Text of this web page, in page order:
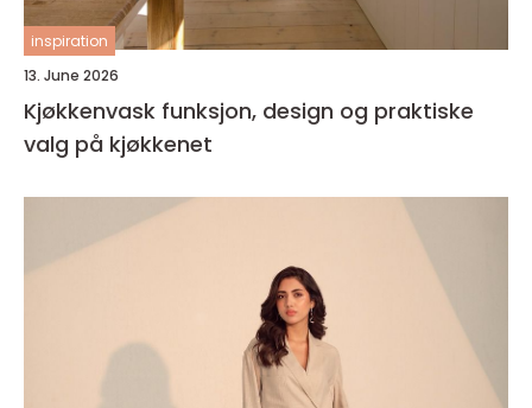
inspiration
13. June 2026
Kjøkkenvask funksjon, design og praktiske
valg på kjøkkenet